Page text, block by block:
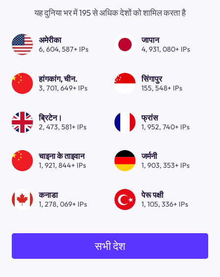
यह दुनिया भर में 195 से अधिक देशों को शामिल करता है
अमेरीका
6, 604, 587+ IPs
जापान
4, 931, 080+ IPs
हांगकांग, चीन.
3, 701, 649+ IPs
सिंगापुर
155, 548+ IPs
ब्रिटेन।
2, 473, 581+ IPs
फ्रांस
1, 952, 740+ IPs
चाइना के ताइवान
1, 921, 844+ IPs
जर्मनी
1, 903, 353+ IPs
कनाडा
1, 278, 069+ IPs
पेरू पक्षी
1, 105, 336+ IPs
सभी देश